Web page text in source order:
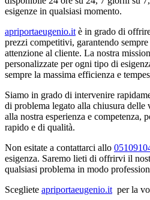
esigenze in qualsiasi momento.
apriportaeugenio.it è in grado di
prezzi competitivi, garantendo
attenzione al cliente. La nostra
personalizzate per ogni tipo di
sempre la massima efficienza e
Siamo in grado di intervenire
di problema legato alla chiusura delle
alla nostra esperienza e competenza,
rapido e di qualità.
Non esitate a contattarci allo
esigenza. Saremo lieti di offrirvi il
qualsiasi problema in modo
Scegliete apriportaeugenio.it per la